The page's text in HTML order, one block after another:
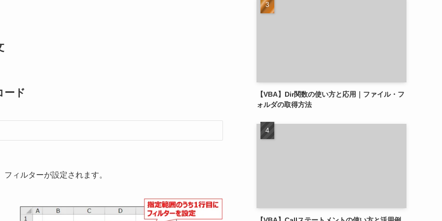
ード
フィルターが設定されます。
【VBA】Dir関数の使い方と応用｜ファイル・フ
ォルダの取得方法